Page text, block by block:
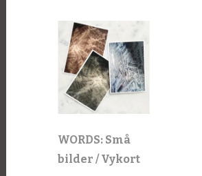
WORDS: Små
bilder / Vykort